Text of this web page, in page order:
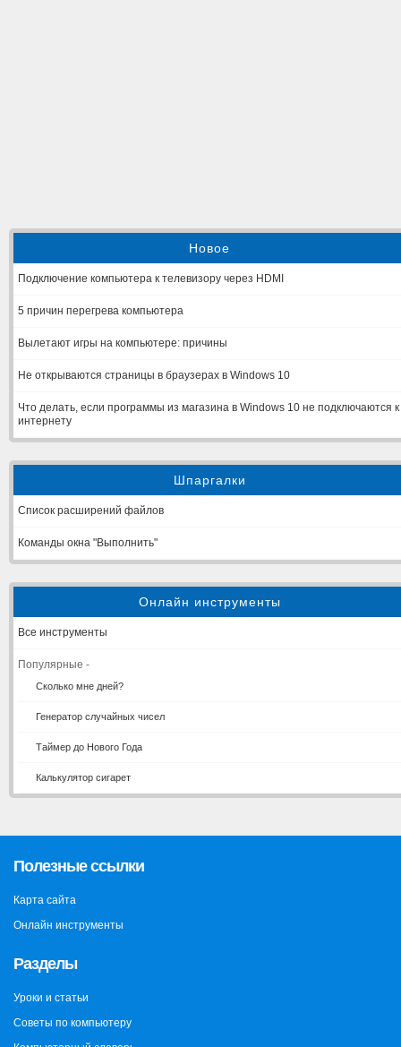
Новое
Подключение компьютера к телевизору через HDMI
5 причин перегрева компьютера
Вылетают игры на компьютере: причины
Не открываются страницы в браузерах в Windows 10
Что делать, если программы из магазина в Windows 10 не подключаются к
интернету
Шпаргалки
Список расширений файлов
Команды окна "Выполнить"
Онлайн инструменты
Все инструменты
Популярные -
Сколько мне дней?
Генератор случайных чисел
Таймер до Нового Года
Калькулятор сигарет
Полезные ссылки
Карта сайта
Онлайн инструменты
Разделы
Уроки и статьи
Советы по компьютеру